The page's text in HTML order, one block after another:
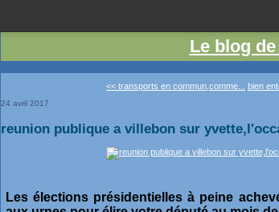
Le blog
<< transports en commun,comme... bien
24 avril 2017
reunion publique a villebon sur
Les élections présidentielles à peine